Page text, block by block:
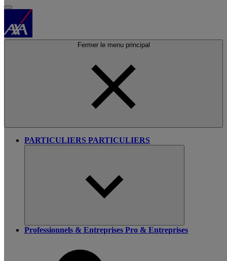
Fermer le menu principal
PARTICULIERS PARTICULIERS
Professionnels & Entreprises Pro & Entreprises